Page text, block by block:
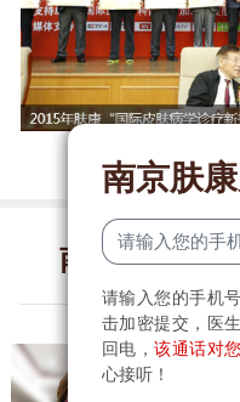
南京肤康皮
田
南京肤
请输入您的手机
击加密提交，医
回电，该通话对
心接听！